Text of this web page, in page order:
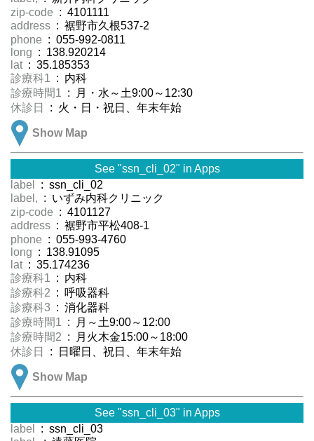
zip-code : 4101111
address : 裾野市久根537-2
phone : 055-992-0811
long : 138.920214
lat : 35.185353
診療科1 : 内科
診療時間1 : 月・水～土9:00～12:30
休診日
: 火・日・祝日、年末年始
Show Map
See "ssn_cli_02" in Apps
label
: ssn_cli_02
label, : いずみ内科クリニック
zip-code : 4101127
address : 裾野市平松408-1
phone : 055-993-4760
long : 138.91095
lat : 35.174236
診療科1 : 内科
診療科2 : 呼吸器科
診療科3 : 消化器科
診療時間1 : 月～土9:00～12:00
診療時間2 : 月火木金15:00～18:00
休診日
: 日曜日、祝日、年末年始
Show Map
See "ssn_cli_03" in Apps
label
: ssn_cli_03